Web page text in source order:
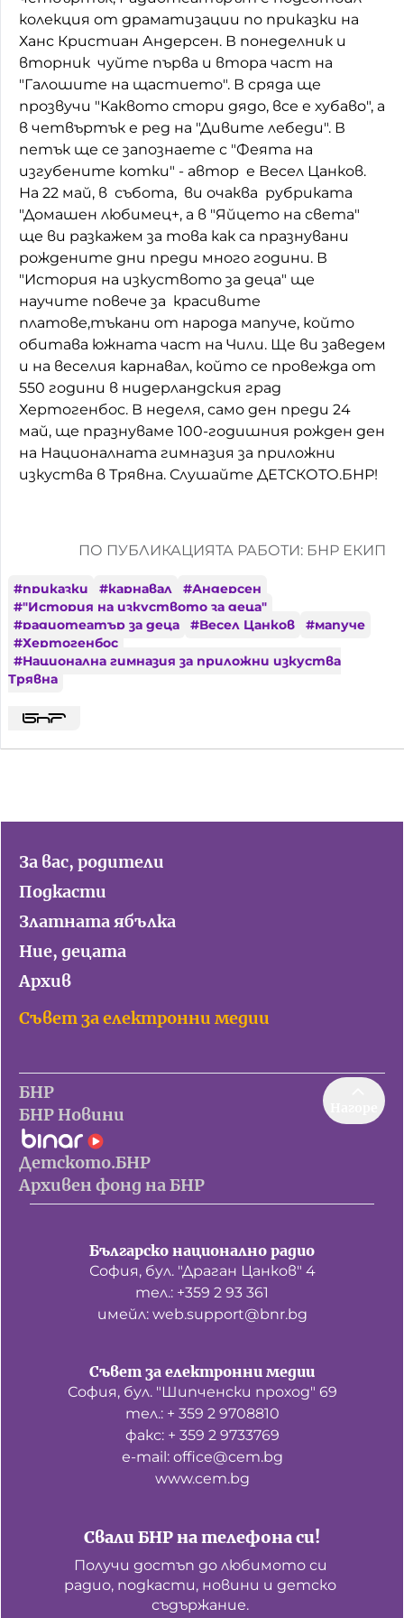
Домашен любимец
Питаме Ви
До ре ми
колекция от драматизации по приказки на
Ханс Кристиан Андерсен. В понеделник и
вторник чуйте първа и втора част на
"Галошите на щастието". В сряда ще
прозвучи "Каквото стори дядо, все е хубаво", а
в четвъртък е ред на "Дивите лебеди". В
петък ще се запознаете с "Феята на
изгубените котки" - автор е Весел Цанков.
На 22 май, в събота, ви очаква рубриката
"Домашен любимец+, а в "Яйцето на света"
ще ви разкажем за това как са празнувани
рождените дни преди много години. В
"История на изкуството за деца" ще
научите повече за красивите
платове,тъкани от народа мапуче, който
обитава южната част на Чили. Ще ви заведем
и на веселия карнавал, който се провежда от
550 години в нидерландския град
Хертогенбос. В неделя, само ден преди 24
май, ще празнуваме 100-годишния рожден ден
на Националната гимназия за приложни
изкуства в Трявна. Слушайте ДЕТСКОТО.БНР!
ПО ПУБЛИКАЦИЯТА РАБОТИ: БНР ЕКИП
#приказки #карнавал #Андерсен
#"История на изкуството за деца"
#радиотеатър за деца #Весел Цанков #мапуче
#Хертогенбос
#Национална гимназия за приложни изкуства
Трявна
За вас, родители
Подкасти
Златната ябълка
Ние, децата
Архив
Съвет за електронни медии
БНР
БНР Новини
Детското.БНР
Архивен фонд на БНР
Българско национално радио
София, бул. "Драган Цанков" 4
тел.: +359 2 93 361
имейл: web.support@bnr.bg
Свали БНР на телефона си!
Получи достъп до любимото си
радио, подкасти, новини и детско
съдържание.
Съвет за електронни медии
София, бул. "Шипченски проход" 69
тел.: + 359 2 9708810
факс: + 359 2 9733769
е-mail: office@cem.bg
www.cem.bg